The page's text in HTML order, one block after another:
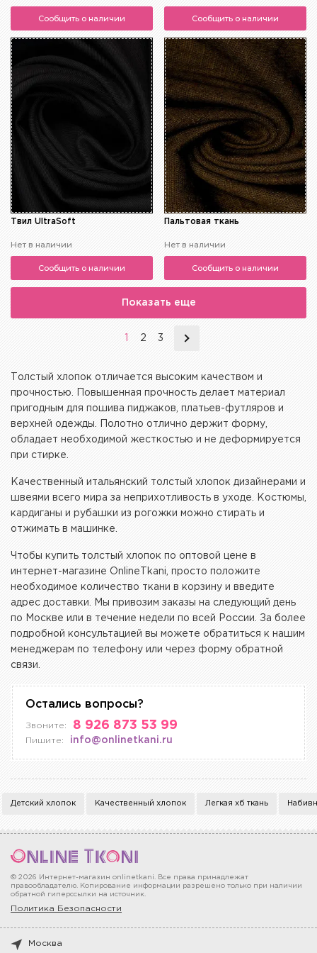
Сообщить о наличии Сообщить о наличии
Твил UltraSoft
Нет в наличии
Сообщить о наличии
Пальтовая ткань
Нет в наличии
Сообщить о наличии
Показать еще
2 3
Толстый хлопок отличается высоким качеством и
прочностью. Повышенная прочность делает материал
пригодным для пошива пиджаков, платьев-футляров и
верхней одежды. Полотно отлично держит форму,
обладает необходимой жесткостью и не деформируется
при стирке.
Качественный итальянский толстый хлопок дизайнерами и
швеями всего мира за неприхотливость в уходе. Костюмы,
кардиганы и рубашки из рогожки можно стирать и
отжимать в машинке.
Чтобы купить толстый хлопок по оптовой цене в
интернет-магазине OnlineTkani, просто положите
необходимое количество ткани в корзину и введите
адрес доставки. Мы привозим заказы на следующий день
по Москве или в течение недели по всей России. За более
подробной консультацией вы можете обратиться к нашим
менеджерам по телефону или через форму обратной
связи.
Остались вопросы?
Звоните: 8 926 873 53 99
Пишите: info@onlinetkani.ru
Детский хлопок Качественный хлопок Легкая хб ткань
© 2026 Интернет-магазин onlinetkani. Все права принадлежат
правообладателю. Копирование информации разрешено только при наличии
обратной гиперссылки на источник.
Политика Безопасности
Москва